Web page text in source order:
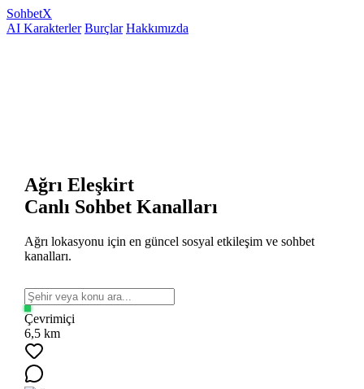
SohbetX
AI Karakterler Burçlar Hakkımızda
Ağrı Eleşkirt
Canlı Sohbet Kanalları
Ağrı lokasyonu için en güncel sosyal etkileşim ve sohbet
kanalları.
Çevrimiçi
6,5 km